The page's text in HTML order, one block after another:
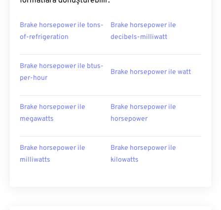
Brake horsepower ile tons-
of-refrigeration
Brake horsepower ile
decibels-milliwatt
Brake horsepower ile btus-
per-hour
Brake horsepower ile watt
Brake horsepower ile
megawatts
Brake horsepower ile
horsepower
Brake horsepower ile
milliwatts
Brake horsepower ile
kilowatts